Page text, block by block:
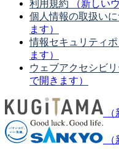
利用規約
（新しい
個人情報の取扱い
ます）
情報セキュリティ
ます）
ウェブアクセシビ
で開きます）